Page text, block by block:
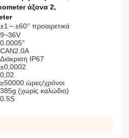
άξονα 2,
±1～±60° προαιρετικά
9~36V
0.0005°
CAN2.0A
Διάκριση IP67
±0,0002
0,02
≥50000 ώρες/χρόνοι
385g (χωρίς καλώδιο)
0.5S